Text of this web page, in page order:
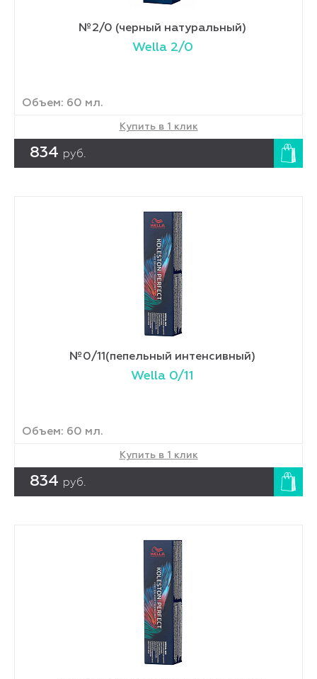
№2/0 (черный натуральный)
Wella 2/0
Объем: 60 мл.
Купить в 1 клик
834 руб.
№0/11(пепельный интенсивный)
Wella 0/11
Объем: 60 мл.
Купить в 1 клик
834 руб.